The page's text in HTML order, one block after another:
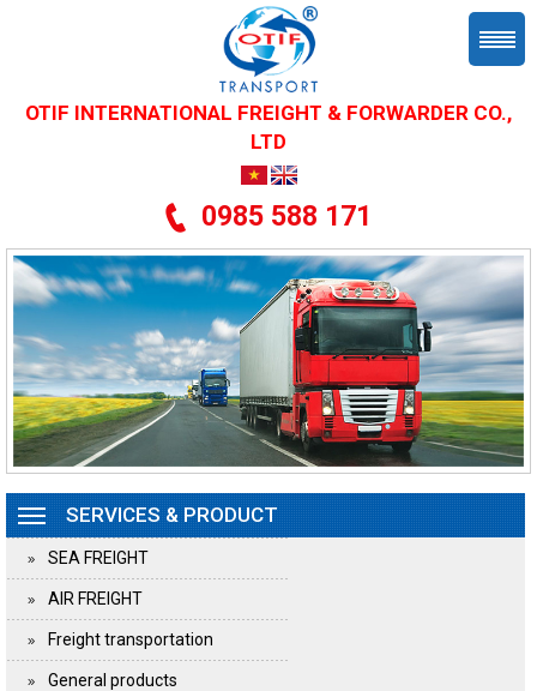
OTIF INTERNATIONAL FREIGHT & FORWARDER CO.,
LTD
0985 588 171
SERVICES & PRODUCT
SEA FREIGHT
AIR FREIGHT
Freight transportation
General products